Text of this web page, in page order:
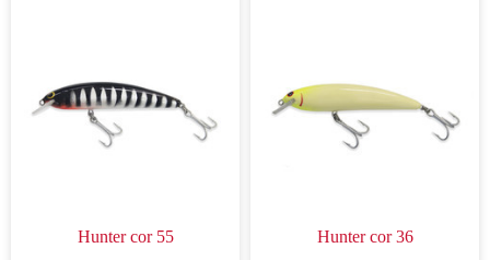
Hunter cor 55 Hunter cor 36